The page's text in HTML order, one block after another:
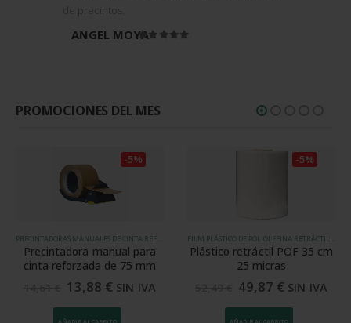
de precintos.
ANGEL MOYA
PROMOCIONES DEL MES
Precintadora manual para
cinta reforzada de 75 mm
13,88 € SIN IVA
-5%
Plástico retráctil POF 35 cm
25 micras
49,87 € SIN IVA
-5%